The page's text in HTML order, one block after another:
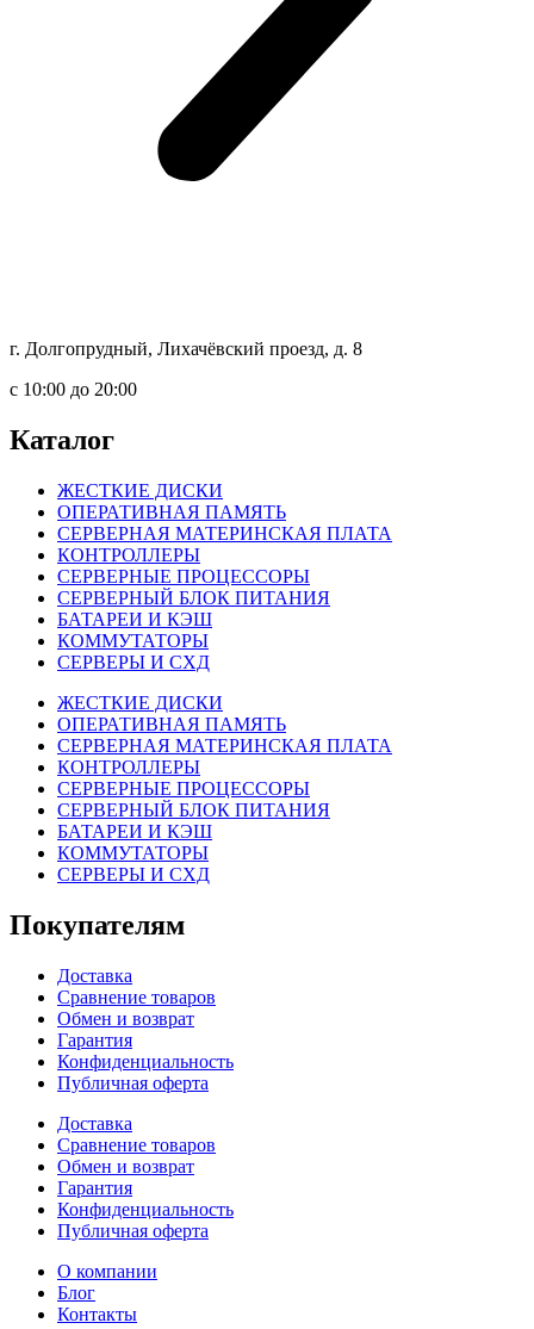
г. Долгопрудный, Лихачёвский проезд, д. 8
c 10:00 до 20:00
Каталог
ЖЕСТКИЕ ДИСКИ
ОПЕРАТИВНАЯ ПАМЯТЬ
СЕРВЕРНАЯ МАТЕРИНСКАЯ ПЛАТА
КОНТРОЛЛЕРЫ
СЕРВЕРНЫЕ ПРОЦЕССОРЫ
СЕРВЕРНЫЙ БЛОК ПИТАНИЯ
БАТАРЕИ И КЭШ
КОММУТАТОРЫ
СЕРВЕРЫ И СХД
ЖЕСТКИЕ ДИСКИ
ОПЕРАТИВНАЯ ПАМЯТЬ
СЕРВЕРНАЯ МАТЕРИНСКАЯ ПЛАТА
КОНТРОЛЛЕРЫ
СЕРВЕРНЫЕ ПРОЦЕССОРЫ
СЕРВЕРНЫЙ БЛОК ПИТАНИЯ
БАТАРЕИ И КЭШ
КОММУТАТОРЫ
СЕРВЕРЫ И СХД
Покупателям
Доставка
Сравнение товаров
Обмен и возврат
Гарантия
Конфиденциальность
Публичная оферта
Доставка
Сравнение товаров
Обмен и возврат
Гарантия
Конфиденциальность
Публичная оферта
О компании
Блог
Контакты